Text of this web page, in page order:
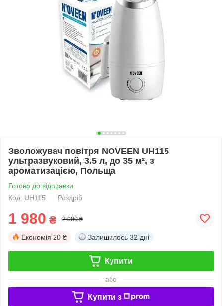
Зволожувач повітря NOVEEN UH115
ультразвуковий, 3.5 л, до 35 м², з
ароматизацією, Польща
Готово до відправки
Код: UH115
Роздріб
1 980 ₴ 2 000 ₴
Економія 20 ₴ Залишилось 32 дні
Купити
або
Купити з